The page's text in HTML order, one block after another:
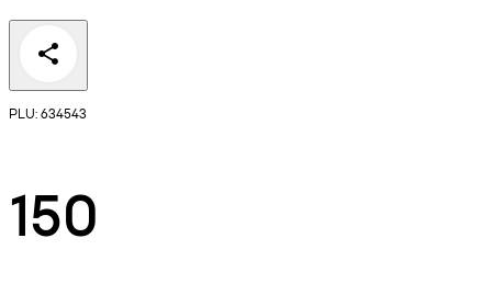
PLU: 634543
150